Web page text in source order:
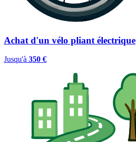
Achat d'un vélo pliant électrique
Jusqu'à 350 €